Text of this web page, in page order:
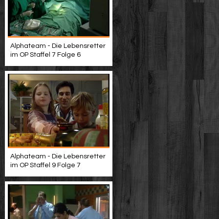
Alphateam - Die Lebensretter
im OP Staffel 7 Folge 6
Alphateam - Die Lebensretter
im OP Staffel 9 Folge 7